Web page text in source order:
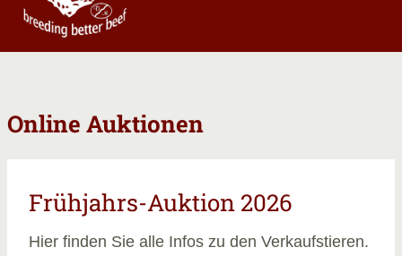
Online Auktionen
Frühjahrs-Auktion 2026
Hier finden Sie alle Infos zu den Verkaufstieren.